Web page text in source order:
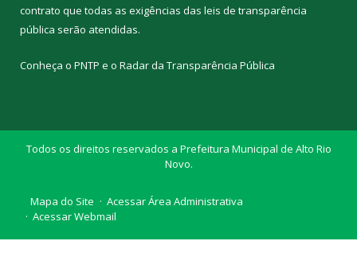
contrato que todas as exigências das leis de transparência
pública serão atendidas.
Conheça o PNTP e o Radar da Transparência Pública
Todos os direitos reservados a Prefeitura Municipal de Alto Rio
Novo.
Mapa do Site
Acessar Área Administrativa
Acessar Webmail